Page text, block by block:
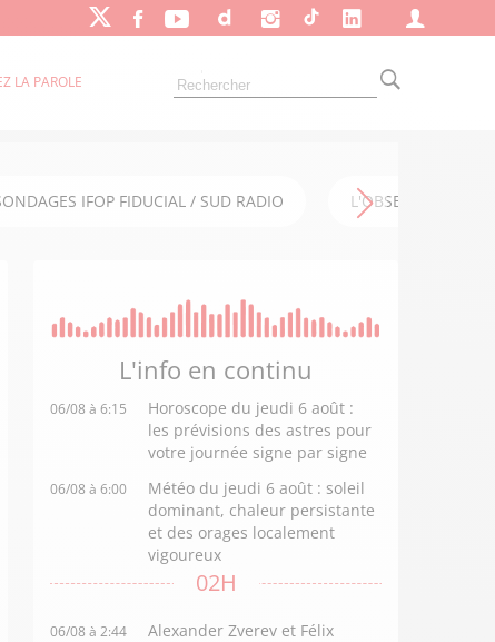
LA PAROLE
IFOP FIDUCIAL / SUD RADIO L'OBSERVATOIRE
L'info en continu
06/08 à 6:15
Horoscope du jeudi 6 août :
les prévisions des astres pour
votre journée signe par signe
06/08 à 6:00
Météo du jeudi 6 août : soleil
dominant, chaleur persistante
et des orages localement
vigoureux
02H
06/08 à 2:44
Alexander Zverev et Félix